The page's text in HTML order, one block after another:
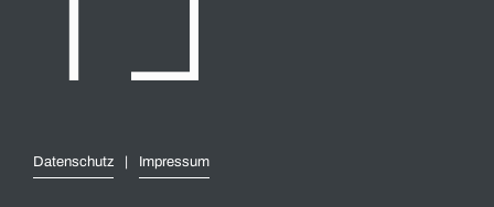
Datenschutz Impressum